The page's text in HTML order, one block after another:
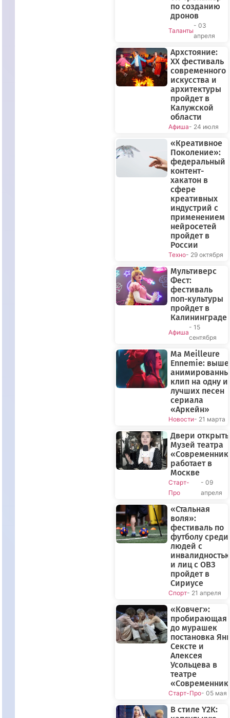
по созданию
дронов
Таланты
- 03
апреля
Архстояние:
XX фестиваль
современного
искусства и
архитектуры
пройдет в
Калужской
области
Афиша- 24 июля
«Креативное
Поколение»:
федеральный
контент-
хакатон в
сфере
креативных
индустрий с
применением
нейросетей
пройдет в
России
Техно- 29 октября
Мультиверс
Фест:
фестиваль
поп-культуры
пройдет в
Калининграде
Афиша
- 15
сентября
Ma Meilleure
Ennemie:
клип на одну
лучших песен
сериала
«Аркейн»
Новости- 21 марта
Двери
Музей театра
работает в
Москве
Старт-
Про
- 09
апреля
«Стальная
воля»:
фестиваль по
футболу среди
людей с
и лиц с ОВЗ
пройдет в
Сириусе
Спорт- 21 апреля
«Ковчег»:
пробирающая
до мурашек
постановка
Сексте и
Алексея
Усольцева в
театре
Старт-Про- 05 мая
В стиле Y2K: